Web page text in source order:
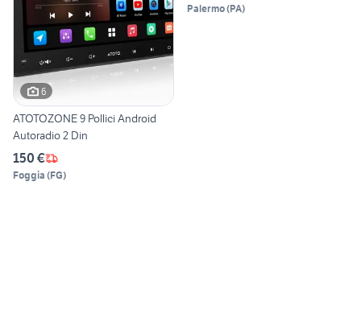
6
ATOTOZONE 9 Pollici Android
Autoradio 2 Din
150 €
Foggia (FG)
Palermo(PA)